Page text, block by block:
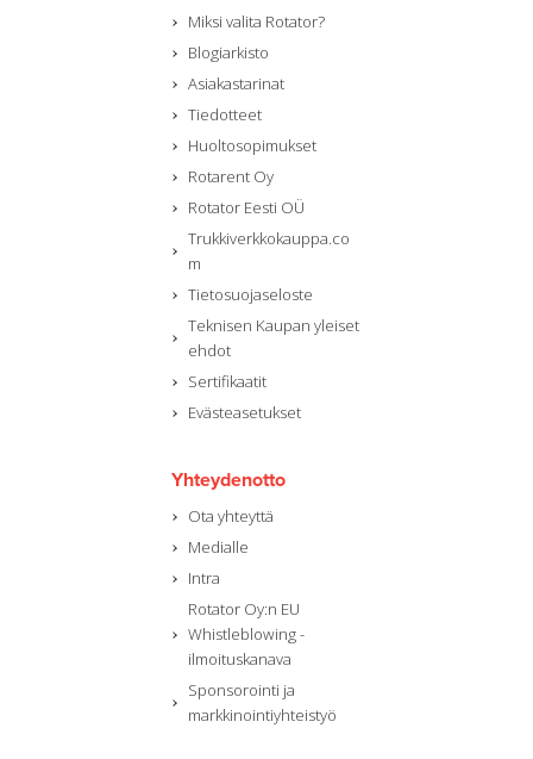
Miksi valita Rotator?
Blogiarkisto
Asiakastarinat
Tiedotteet
Huoltosopimukset
Rotarent Oy
Rotator Eesti OÜ
Trukkiverkkokauppa.co
m
Tietosuojaseloste
Teknisen Kaupan yleiset
ehdot
Sertifikaatit
Evästeasetukset
Yhteydenotto
Ota yhteyttä
Medialle
Intra
Rotator Oy:n EU
Whistleblowing -
ilmoituskanava
Sponsorointi ja
markkinointiyhteistyö